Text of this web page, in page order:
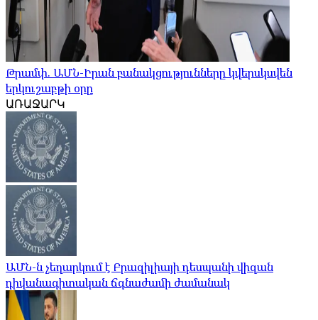
Թրամփ. ԱՄՆ-Իրան բանակցությունները կվերսկսվեն
երկուշաբթի օրը
ԱՌԱՋԱՐԿ
ԱՄՆ-ն չեղարկում է Բրազիլիայի դեսպանի վիզան
դիվանագիտական ​​ճգնաժամի ժամանակ